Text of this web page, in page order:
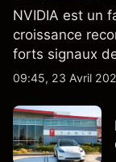
NVIDIA est un
croissance
forts signaux
partenaires
passées ne
09:45, 23 Avril